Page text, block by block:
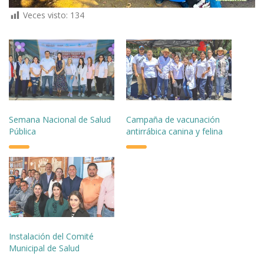
Veces visto: 134
Semana Nacional de Salud
Pública
Campaña de vacunación
antirrábica canina y felina
Instalación del Comité
Municipal de Salud